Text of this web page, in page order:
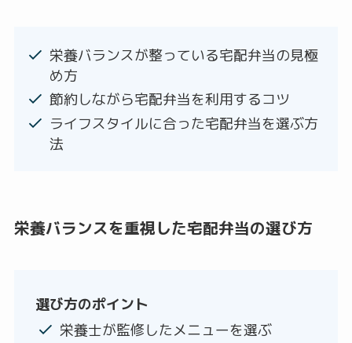
栄養バランスが整っている宅配弁当の見極
め方
節約しながら宅配弁当を利用するコツ
ライフスタイルに合った宅配弁当を選ぶ方
法
栄養バランスを重視した宅配弁当の選び方
選び方のポイント
栄養士が監修したメニューを選ぶ